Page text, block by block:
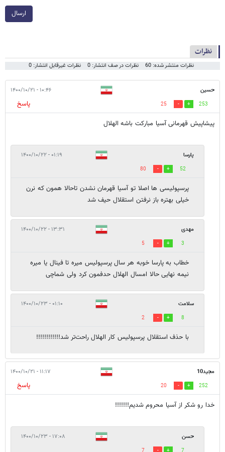
ارسال
نظرات
نظرات منتشر شده: 60 نظرات در صف انتشار: 0 نظرات غیرقابل انتشار: 0
حسین ۱۰:۴۶ - ۱۴۰۰/۱۰/۲۱
253
25
پاسخ
پیشاپیش قهرمانی آسیا مبارکت باشه الهلال
پارسا ۰۱:۱۹ - ۱۴۰۰/۱۰/۲۲
52
80
پرسپولیسی ها اصلا تو آسیا قهرمان نشدن تاحالا همون که نرن
خیلی بهتره باز نرفتن استقلال حیف شد
مهدی ۱۳:۳۱ - ۱۴۰۰/۱۰/۲۲
3
5
خطاب به پارسا خوبه هر سال پرسپولیس میره تا فینال یا میره
نیمه نهایی حالا امسال الهلال حدفمون کرد ولی شماچی
سلامت ۰۱:۱۰ - ۱۴۰۰/۱۰/۲۳
8
2
با حذف استقلال پرسپولیس کار الهلال راحت‌تر شد!!!!!!!!!!!!
مجید10 ۱۱:۱۷ - ۱۴۰۰/۱۰/۲۱
252
20
پاسخ
خدا رو شکر از آسیا محروم شدیم!!!!!!!
حسن ۱۷:۰۸ - ۱۴۰۰/۱۰/۲۳